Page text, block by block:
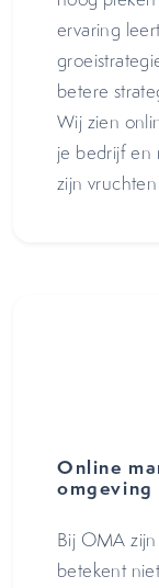
ervaring
betere
Wij zien
je bedrijf en
zijn
Online
omgeving
Bij OMA
betekent